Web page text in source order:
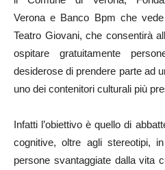
Verona e Banco Bpm che
Teatro Giovani, che consentirà
ospitare gratuitamente
desiderose di prendere parte ad
uno dei contenitori culturali più
Infatti l’obiettivo è quello di
cognitive, oltre agli stereotipi,
persone svantaggiate dalla vita